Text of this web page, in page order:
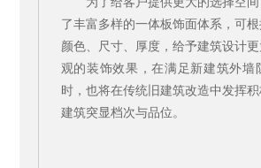
了丰富多样的一体板饰面体系，可
颜色、尺寸、厚度，给予建筑设计
观的装饰效果，在满足新建筑外墙
时，也将在传统旧建筑改造中发挥
建筑突显档次与品位。